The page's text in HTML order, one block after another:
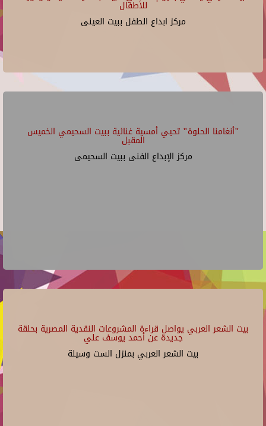
للأطفال
مركز ابداع الطفل ببيت العينى
"أنغامنا الحلوة" تحيي أمسية غنائية ببيت السحيمي الخميس
المقبل
مركز الإبداع الفنى ببيت السحيمى
بيت الشعر العربي يواصل قراءة المشروعات النقدية المصرية بحلقة
جديدة عن أحمد يوسف علي
بيت الشعر العربي بمنزل الست وسيلة